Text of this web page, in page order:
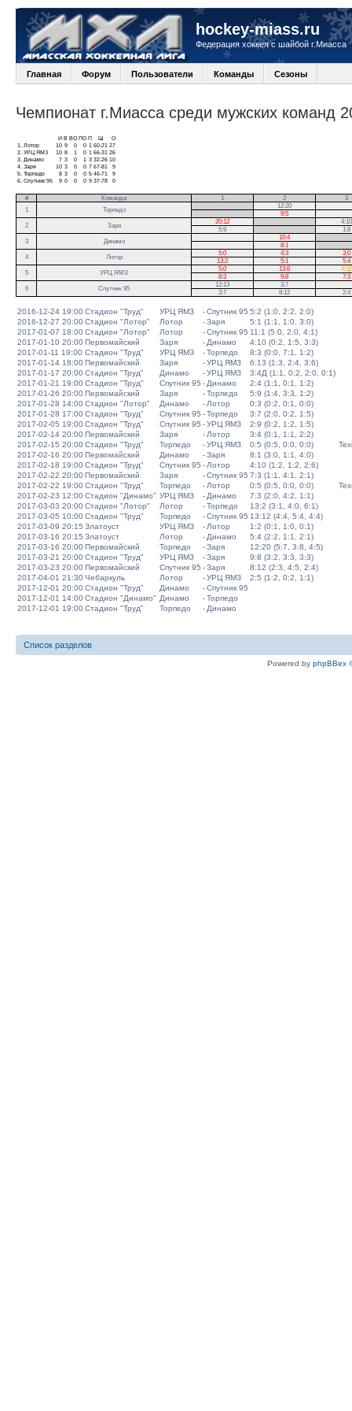
hockey-miass.ru
Федерация хоккея с шайбой г.Миасса
Главная Форум Пользователи Команды Сезоны
Чемпионат г.Миасса среди мужских команд
И В ВО ПО П
О
1.
Лотор 10 9 0 0 1 60-21 27
2. УРЦ ЯМЗ 10 8 1 0 1 66-31 26
3.
Динамо 7 3 0 1 3 32-26 10
4. Заря 10 3 0 0 7 67-81
9
5. Торпедо 8 3 0 0 5 46-71
9
6. Спутник 95 9 0 0 0 9 37-78 0
# Команда 1 2
3
1
Торпедо
12:20
9:5
2
Заря
20:12
4:10
5:9
1:8
3
Динамо
10:4
8:1
4
Лотор
5:0 4:3
3:0
13:2
5:1
5:4
5
УРЦ ЯМЗ
5:0 13:6
4:3Д
8:3
9:8
7:3
6
Спутник 95
12:13
3:7
3:7
8:12 2:4
2016-12-24 19:00Стадион "Труд" УРЦ ЯМЗ -Спутник 95 5:2 (1:0, 2:2, 2:0)
2016-12-27 20:00Стадион "Лотор" Лотор -Заря
5:1 (1:1, 1:0, 3:0)
2017-01-07 18:00Стадион "Лотор" Лотор -Спутник 95 11:1 (5:0, 2:0, 4:1)
2017-01-10 20:00Первомайский Заря - Динамо
4:10 (0:2, 1:5, 3:3)
2017-01-11 19:00 Стадион "Труд" УРЦ ЯМЗ -Торпедо
8:3 (0:0, 7:1, 1:2)
2017-01-14 18:00Первомайский Заря -УРЦ ЯМЗ
6:13 (1:3, 2:4, 3:6)
2017-01-17 20:00Стадион "Труд" Динамо -УРЦ ЯМЗ
3:4Д (1:1, 0:2, 2:0, 0:1)
2017-01-21 19:00Стадион "Труд" Спутник 95 - Динамо
2:4 (1:1, 0:1, 1:2)
2017-01-26 20:00Первомайский Заря -Торпедо
5:9 (1:4, 3:3, 1:2)
2017-01-28 14:00Стадион "Лотор" Динамо - Лотор
0:3 (0:2, 0:1, 0:0)
2017-01-28 17:00Стадион "Труд" Спутник 95 -Торпедо
3:7 (2:0, 0:2, 1:5)
2017-02-05 19:00Стадион "Труд" Спутник 95 -УРЦ ЯМЗ
2:9 (0:2, 1:2, 1:5)
2017-02-14 20:00Первомайский Заря - Лотор
3:4 (0:1, 1:1, 2:2)
2017-02-15 20:00Стадион "Труд" Торпедо -УРЦ ЯМЗ 0:5 (0:5, 0:0, 0:0)
2017-02-16 20:00Первомайский Динамо -Заря
8:1 (3:0, 1:1, 4:0)
2017-02-18 19:00Стадион "Труд" Спутник 95 - Лотор
4:10 (1:2, 1:2, 2:6)
2017-02-22 20:00Первомайский Заря -Спутник 95 7:3 (1:1, 4:1, 2:1)
2017-02-22 19:00Стадион "Труд" Торпедо - Лотор 0:5 (0:5, 0:0, 0:0)
2017-02-23 12:00Стадион "Динамо" УРЦ ЯМЗ - Динамо
7:3 (2:0, 4:2, 1:1)
2017-03-03 20:00Стадион "Лотор" Лотор -Торпедо
13:2 (3:1, 4:0, 6:1)
2017-03-05 10:00Стадион "Труд" Торпедо -Спутник 95 13:12 (4:4, 5:4, 4:4)
2017-03-09 20:15 Златоуст УРЦ ЯМЗ - Лотор
1:2 (0:1, 1:0, 0:1)
2017-03-16 20:15 Златоуст Лотор - Динамо
5:4 (2:2, 1:1, 2:1)
2017-03-16 20:00Первомайский Торпедо -Заря
12:20 (5:7, 3:8, 4:5)
2017-03-21 20:00Стадион "Труд" УРЦ ЯМЗ -Заря
9:8 (3:2, 3:3, 3:3)
2017-03-23 20:00Первомайский Спутник 95 -Заря
8:12 (2:3, 4:5, 2:4)
2017-04-01 21:30Чебаркуль Лотор -УРЦ ЯМЗ
2:5 (1:2, 0:2, 1:1)
2017-12-01 20:00Стадион "Труд" Динамо -Спутник 95
2017-12-01 14:00Стадион "Динамо" Динамо -Торпедо
2017-12-01 19:00Стадион "Труд" Торпедо - Динамо
Список разделов
Powered by phpBBex